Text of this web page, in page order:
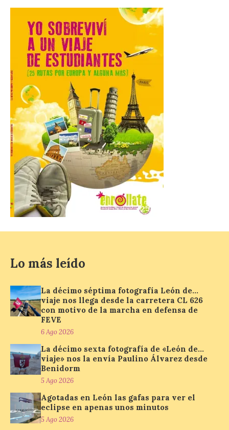
6 Ago 2026
La novena campaña
arqueológica centrará sus
trabajos en el estudio de la
organización urbana y la
vida cotidiana del poblado
y contará con la participación de
estudiantes del grado en Historia. La
excavación se complementará con
actividades de divulgación abiertas […]
El Mercado Medieval abre
sus puertas en La Bañeza
con más de 60 puestos y
un amplio programa de
animación.
6 Ago 2026
incorpora un amplio
calendario de actividades
todos los públicos. La
Bañeza inauguró en la tarde de este
martes 4 de agosto una nueva edición de
su tradicional Mercado Medieval, que
hasta el próximo 6 […]
Un viaje a la Antigüedad:
el Museo del Prado
propone un recorrido por
obras de su Colección de
inspiración clásica
6 Ago 2026
Lo más leído
La décimo séptima fotografía León de…
viaje nos llega desde la carretera CL 626
con motivo de la marcha en defensa de
FEVE
6 Ago 2026
La décimo sexta fotografía de «León de…
viaje» nos la envía Paulino Álvarez desde
Benidorm
5 Ago 2026
Agotadas en León las gafas para ver el
eclipse en apenas unos minutos
5 Ago 2026